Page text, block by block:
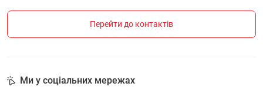
Перейти до контактів
Ми у соціальних мережах